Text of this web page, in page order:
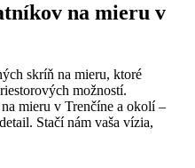
na mieru v
skríň na mieru, ktoré
možností.
mieru v Trenčíne a okolí –
Stačí nám vaša vízia,